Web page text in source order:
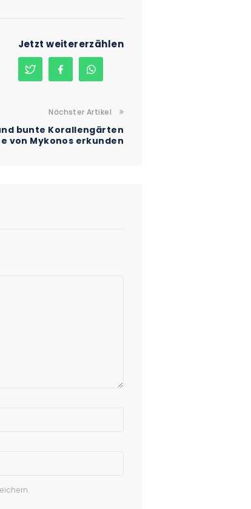
Jetzt weitererzählen
Nächster Artikel
bunte Korallengärten
von Mykonos erkunden